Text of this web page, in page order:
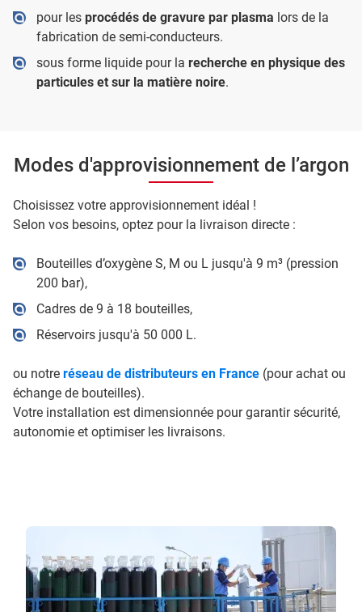
pour les procédés de gravure par plasma lors de la
fabrication de semi-conducteurs.
sous forme liquide pour la recherche en physique des
particules et sur la matière noire.
Modes d'approvisionnement de l’argon
Choisissez votre approvisionnement idéal !
Selon vos besoins, optez pour la livraison directe :
Bouteilles d’oxygène S, M ou L jusqu'à 9 m³ (pression
200 bar),
Cadres de 9 à 18 bouteilles,
Réservoirs jusqu'à 50 000 L.
ou notre réseau de distributeurs en France (pour achat ou
échange de bouteilles).
Votre installation est dimensionnée pour garantir sécurité,
autonomie et optimiser les livraisons.